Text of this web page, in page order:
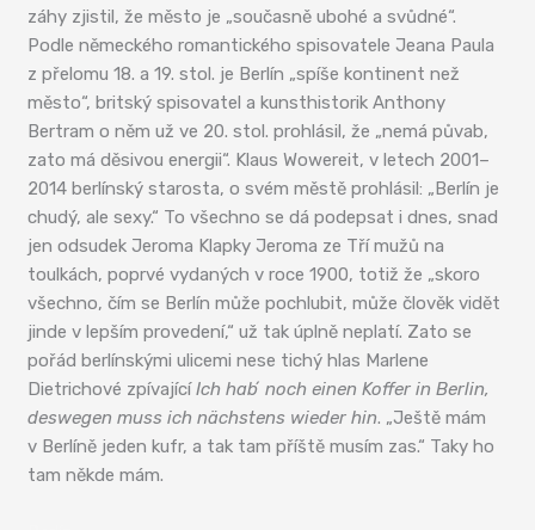
záhy zjistil, že město je „současně ubohé a svůdné“.
Podle německého romantického spisovatele Jeana Paula
z přelomu 18. a 19. stol. je Berlín „spíše kontinent než
město“, britský spisovatel a kunsthistorik Anthony
Bertram o něm už ve 20. stol. prohlásil, že „nemá půvab,
zato má děsivou energii“. Klaus Wowereit, v letech 2001–
2014 berlínský starosta, o svém městě prohlásil: „Berlín je
chudý, ale sexy.“ To všechno se dá podepsat i dnes, snad
jen odsudek Jeroma Klapky Jeroma ze Tří mužů na
toulkách, poprvé vydaných v roce 1900, totiž že „skoro
všechno, čím se Berlín může pochlubit, může člověk vidět
jinde v lepším provedení,“ už tak úplně neplatí. Zato se
pořád berlínskými ulicemi nese tichý hlas Marlene
Dietrichové zpívajícíIch habʼ noch einen Koffer in Berlin,
deswegen muss ich nächstens wieder hin. „Ještě mám
v Berlíně jeden kufr, a tak tam příště musím zas.“ Taky ho
tam někde mám.